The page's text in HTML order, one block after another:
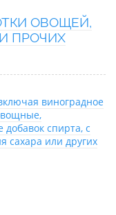
ОВОЩЕЙ,
ПРОЧИХ
виноградное
спирта, с
сахара или других